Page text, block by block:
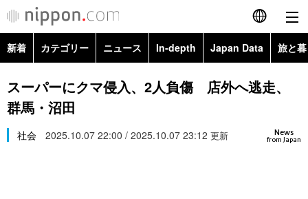
English
简体字
カテゴリー
新着 カテゴリー ニュース In-depth Japan Data 旅と
政治・外交
経済・ビジネス
Topics
スーパーにクマ侵入、2人負傷 店外へ逃走、
群馬・沼田
News
from Japan
社会 2025.10.07 22:00 / 2025.10.07 23:12 更新